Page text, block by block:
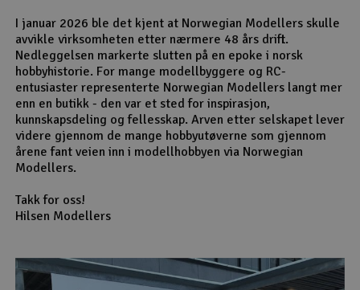
I januar 2026 ble det kjent at Norwegian Modellers skulle
avvikle virksomheten etter nærmere 48 års drift.
Nedleggelsen markerte slutten på en epoke i norsk
hobbyhistorie. For mange modellbyggere og RC-
entusiaster representerte Norwegian Modellers langt mer
enn en butikk - den var et sted for inspirasjon,
kunnskapsdeling og fellesskap. Arven etter selskapet lever
videre gjennom de mange hobbyutøverne som gjennom
årene fant veien inn i modellhobbyen via Norwegian
Modellers.
Takk for oss!
Hilsen Modellers